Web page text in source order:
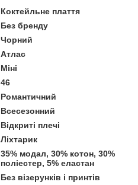
Коктейльне плаття
Без бренду
Чорний
Атлас
Міні
46
Романтичний
Всесезонний
Відкриті плечі
Ліхтарик
35% модал, 30% котон, 30%
поліестер, 5% еластан
Без візерунків і принтів